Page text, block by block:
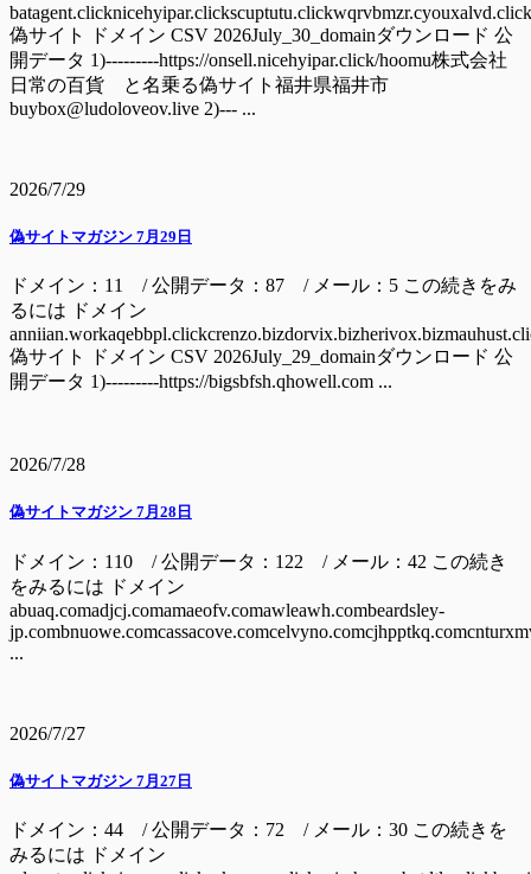
batagent.clicknicehyipar.clickscuptutu.clickwqrvbmzr.cyouxalvd.click
偽サイト ドメイン CSV 2026July_30_domainダウンロード 公
開データ 1)---------https://onsell.nicehyipar.click/hoomu株式会社
日常の百貨 と名乗る偽サイト福井県福井市
buybox@ludoloveov.live 2)--- ...
2026/7/29
偽サイトマガジン 7月29日
ドメイン：11 / 公開データ：87 / メール：5 この続きをみ
るには ドメイン
偽サイト ドメイン CSV 2026July_29_domainダウンロード 公
開データ 1)---------https://bigsbfsh.qhowell.com ...
2026/7/28
偽サイトマガジン 7月28日
ドメイン：110 / 公開データ：122 / メール：42 この続き
をみるには ドメイン
abuaq.comadjcj.comamaeofv.comawleawh.combeardsley-
...
2026/7/27
偽サイトマガジン 7月27日
ドメイン：44 / 公開データ：72 / メール：30 この続きを
みるには ドメイン